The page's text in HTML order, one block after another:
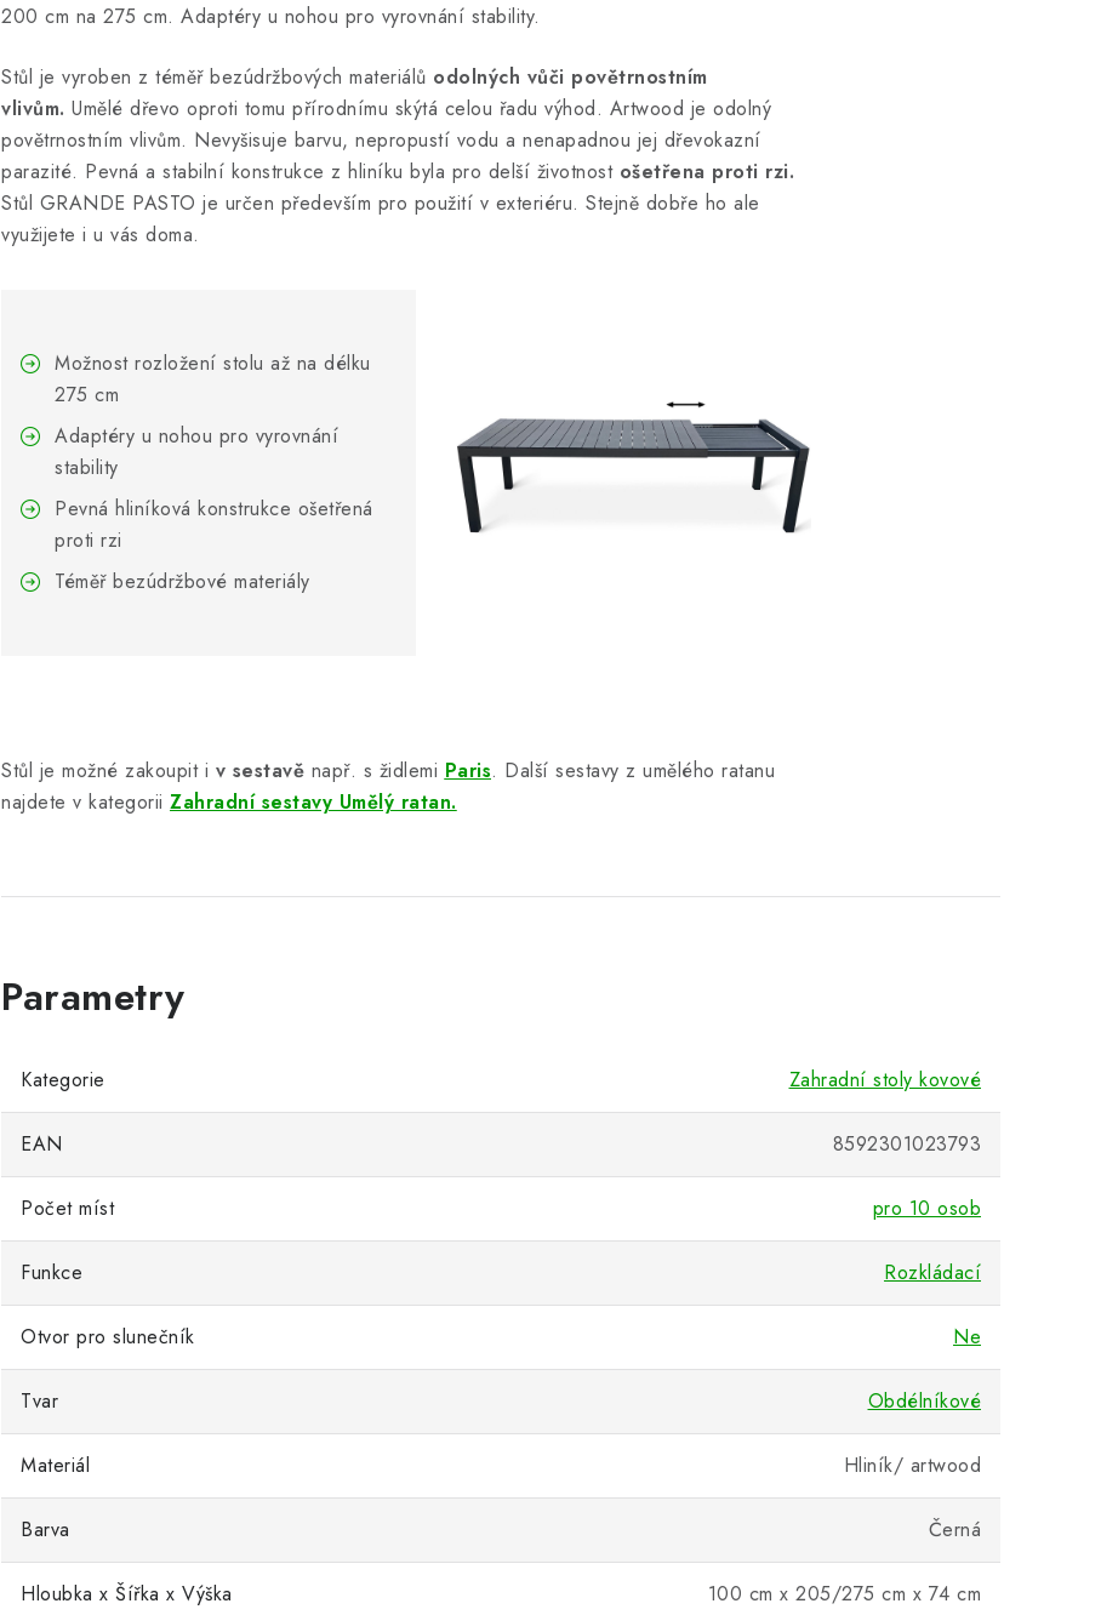
200 cm na 275 cm. Adaptéry u nohou pro vyrovnání stability.
Stůl je vyroben z téměř bezúdržbových materiálů odolných vůči povětrnostním
vlivům. Umělé dřevo oproti tomu přírodnímu skýtá celou řadu výhod. Artwood je odolný
povětrnostním vlivům. Nevyšisuje barvu, nepropustí vodu a nenapadnou jej dřevokazní
parazité. Pevná a stabilní konstrukce z hliníku byla pro delší životnost ošetřena proti rzi.
Stůl GRANDE PASTO je určen především pro použití v exteriéru. Stejně dobře ho ale
využijete i u vás doma.
Možnost rozložení stolu až na délku
275 cm
Adaptéry u nohou pro vyrovnání
stability
Pevná hliníková konstrukce ošetřená
proti rzi
Téměř bezúdržbové materiály
Stůl je možné zakoupit i v sestavě např. s židlemi Paris. Další sestavy z umělého ratanu
najdete v kategorii Zahradní sestavy Umělý ratan.
Kategorie Zahradní stoly kovové
EAN 8592301023793
Počet míst pro 10 osob
Funkce Rozkládací
Otvor pro slunečník Ne
Tvar Obdélníkové
Materiál Hliník/ artwood
Barva Černá
Hloubka x Šířka x Výška 100 cm x 205/275 cm x 74 cm